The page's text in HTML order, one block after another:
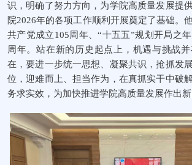
识，明确了努力方向，为学院高质量发展提
院2026年的各项工作顺利开展奠定了基础。
共产党成立105周年、“十五五”规划开局之
周年。站在新的历史起点上，机遇与挑战
在，要进一步统一思想、凝聚共识，抢抓发
位，迎难而上、担当作为，在真抓实干中破
务求实效，为加快推进学院高质量发展作出新